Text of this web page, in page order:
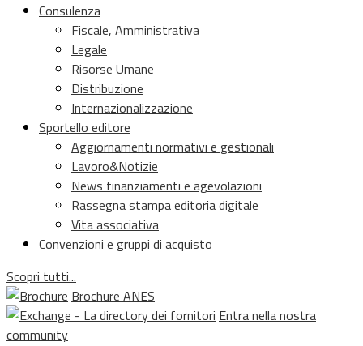
Consulenza
Fiscale, Amministrativa
Legale
Risorse Umane
Distribuzione
Internazionalizzazione
Sportello editore
Aggiornamenti normativi e gestionali
Lavoro&Notizie
News finanziamenti e agevolazioni
Rassegna stampa editoria digitale
Vita associativa
Convenzioni e gruppi di acquisto
Scopri tutti...
Brochure ANES
Entra nella nostra
community